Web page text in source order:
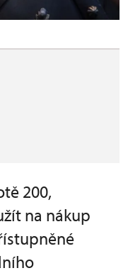
200,
na nákup